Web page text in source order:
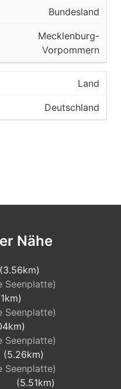
Bundesland
Mecklenburg-
Vorpommern
Land
Deutschland
Nähe
(3.56km)
Seenplatte)
Seenplatte)
Seenplatte)
(5.26km)
Seenplatte)
(5.51km)